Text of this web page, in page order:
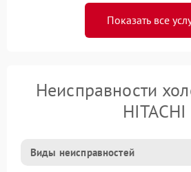
Показать все
Неисправности
HITACHI
Виды неисправностей